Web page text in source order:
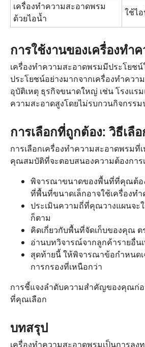
เครื่องทำความสะอาดพรม
ด้วยไอน้ำ
ใช้ไ
การใช้งานของเครื่องทำ
เครื่องทำความสะอาดพรมมีประโยช
ประโยชน์อย่างมากจากเครื่องทำควา
อุบัติเหตุ ธุรกิจขนาดใหญ่ เช่น โรงแร
ความสะอาดสูงโดยไม่รบกวนกิจกรรม
การเลือกที่ถูกต้อง: วิธีเ
การเลือกเครื่องทำความสะอาดพรม
คุณสมบัติที่จะตอบสนองความต้องการ
พิจารณาขนาดของพื้นที่ที่คุณต้อ
ที่พื้นที่ขนาดเล็กอาจใช้เครื่องท
ประเมินความถี่ที่คุณวางแผนจะ
ก็ตาม
คิดเกี่ยวกับพื้นที่จัดเก็บของคุณ
อ่านบทวิจารณ์จากลูกค้ารายอื่น
สุดท้ายนี้ ให้พิจารณาข้อกำหนด
การกรองที่เหนือกว่า
การชี้แจงลำดับความสำคัญของคุณก่อ
ที่คุณเลือก
บทสรุป
เครื่องทำความสะอาดพรมเป็นการล